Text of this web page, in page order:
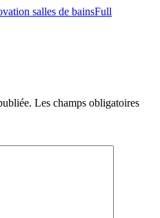
salles de bainsFull
Les champs obligatoires